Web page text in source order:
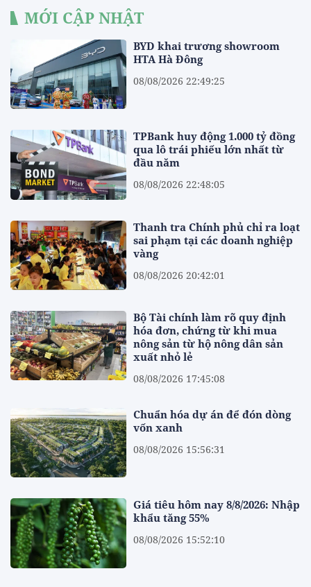
MỚI CẬP NHẬT
BYD khai trương showroom
HTA Hà Đông
08/08/2026 22:49:25
TPBank huy động 1.000 tỷ đồng
qua lô trái phiếu lớn nhất từ
đầu năm
08/08/2026 22:48:05
Thanh tra Chính phủ chỉ ra loạt
sai phạm tại các doanh nghiệp
vàng
08/08/2026 20:42:01
Bộ Tài chính làm rõ quy định
hóa đơn, chứng từ khi mua
nông sản từ hộ nông dân sản
xuất nhỏ lẻ
08/08/2026 17:45:08
Chuẩn hóa dự án để đón dòng
vốn xanh
08/08/2026 15:56:31
Giá tiêu hôm nay 8/8/2026: Nhập
khẩu tăng 55%
08/08/2026 15:52:10